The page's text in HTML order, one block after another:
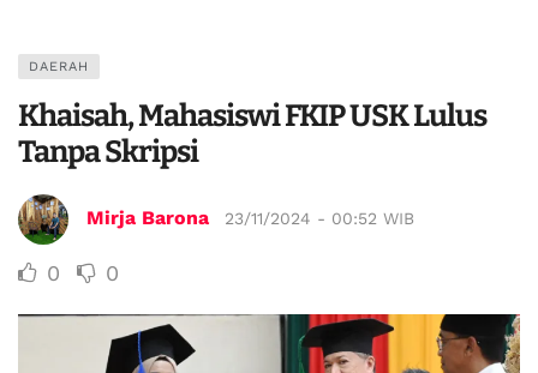
DAERAH
Khaisah, Mahasiswi FKIP USK Lulus
Tanpa Skripsi
Mirja Barona 23/11/2024 - 00:52 WIB
0 0